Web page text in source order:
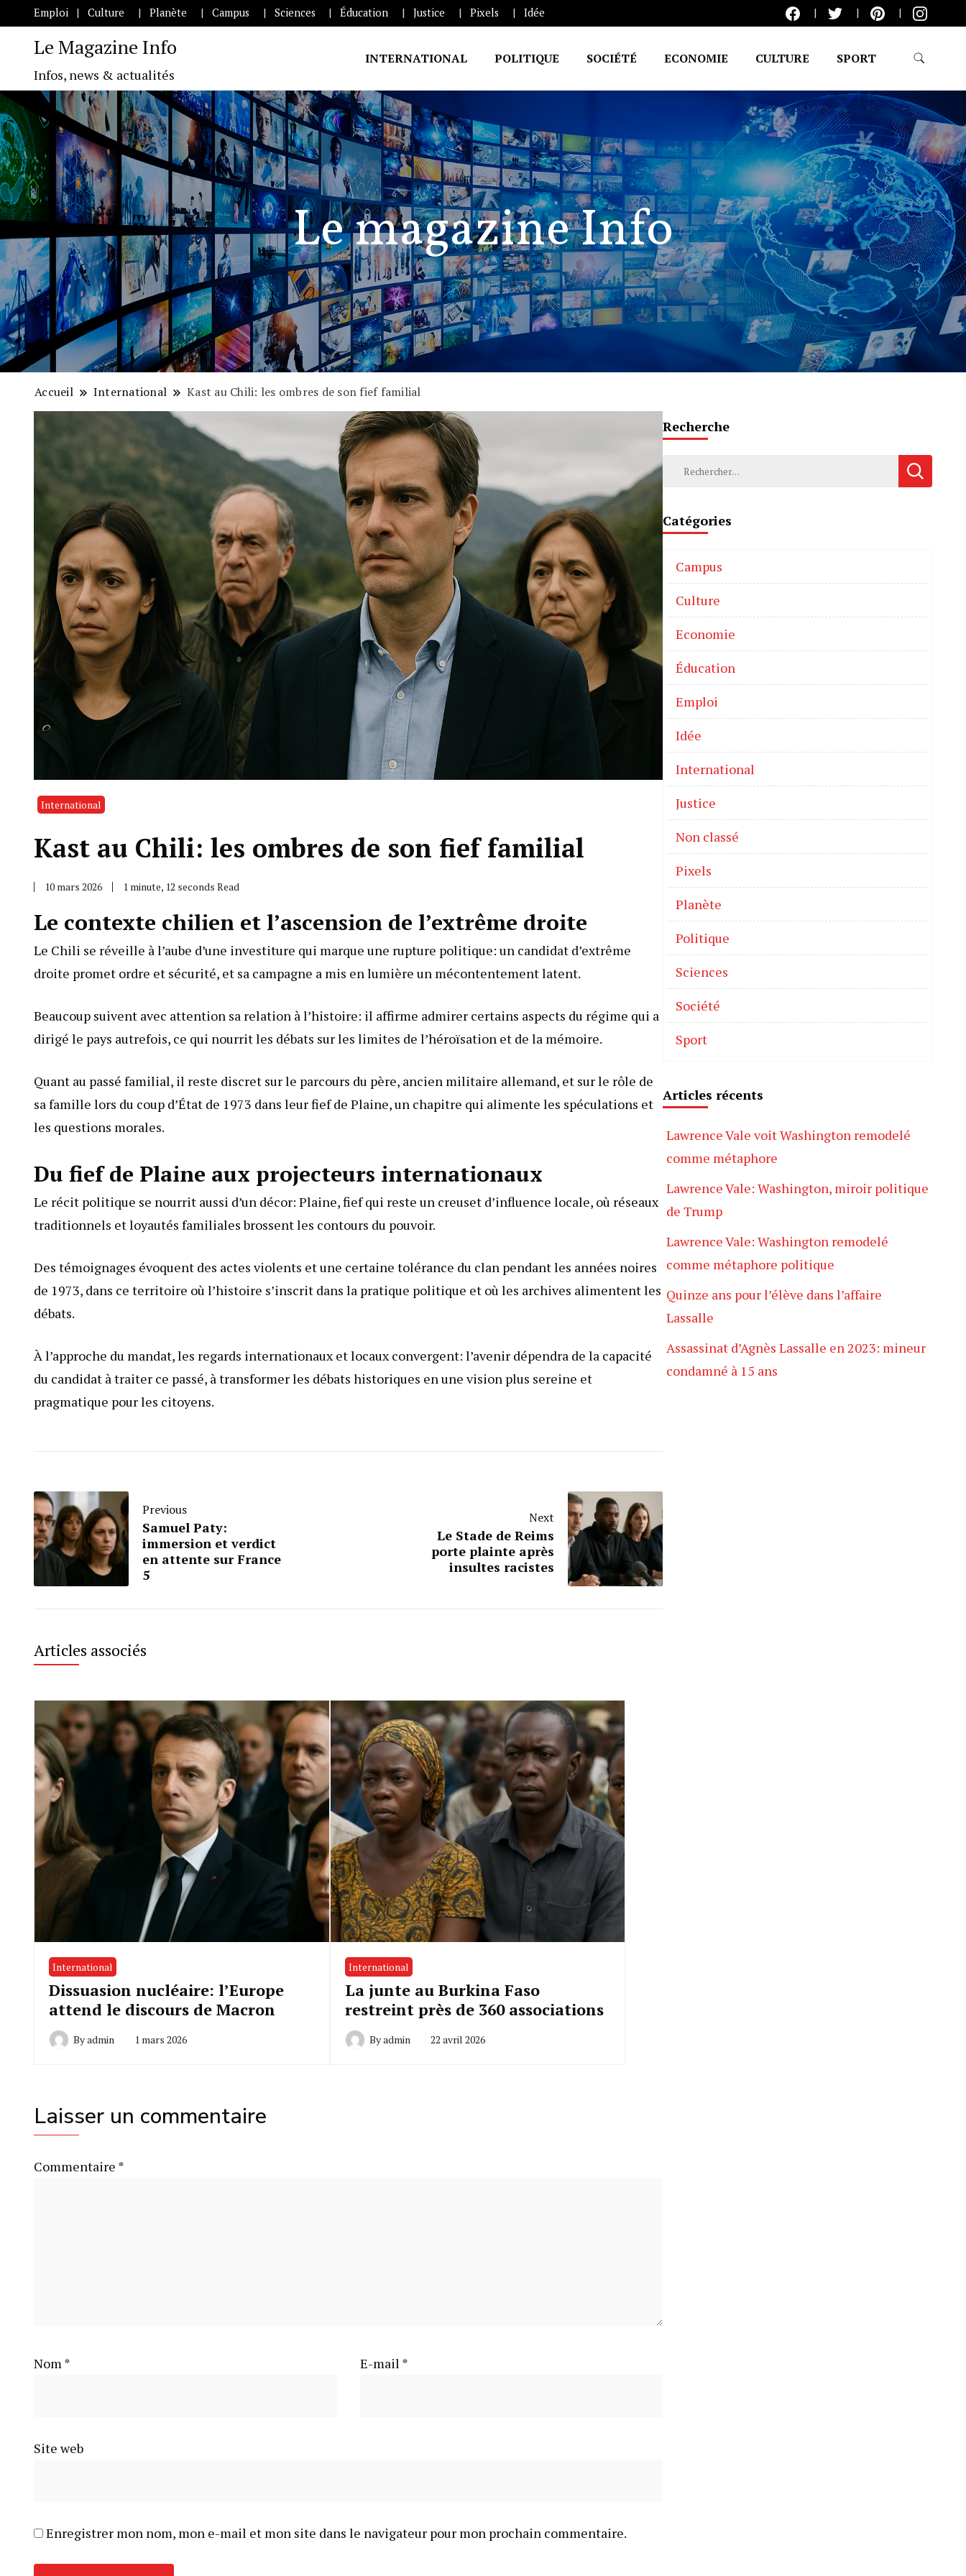
Emploi Culture Planète Campus Sciences Éducation Justice Pixels Idée
Le Magazine Info
Infos, news & actualités
INTERNATIONAL POLITIQUE SOCIÉTÉ ECONOMIE CULTURE SPORT
Le magazine Info
Accueil International Kast au Chili: les ombres de son fief familial
International
Kast au Chili: les ombres de son fief familial
10 mars 2026 1 minute, 12 seconds Read
Le contexte chilien et l’ascension de l’extrême droite
Le Chili se réveille à l’aube d’une investiture qui marque une rupture politique: un candidat d’extrême
droite promet ordre et sécurité, et sa campagne a mis en lumière un mécontentement latent.
Beaucoup suivent avec attention sa relation à l’histoire: il affirme admirer certains aspects du régime qui a
dirigé le pays autrefois, ce qui nourrit les débats sur les limites de l’héroïsation et de la mémoire.
Quant au passé familial, il reste discret sur le parcours du père, ancien militaire allemand, et sur le rôle de
sa famille lors du coup d’État de 1973 dans leur fief de Plaine, un chapitre qui alimente les spéculations et
les questions morales.
Du fief de Plaine aux projecteurs internationaux
Le récit politique se nourrit aussi d’un décor: Plaine, fief qui reste un creuset d’influence locale, où réseaux
traditionnels et loyautés familiales brossent les contours du pouvoir.
Des témoignages évoquent des actes violents et une certaine tolérance du clan pendant les années noires
de 1973, dans ce territoire où l’histoire s’inscrit dans la pratique politique et où les archives alimentent les
débats.
À l’approche du mandat, les regards internationaux et locaux convergent: l’avenir dépendra de la capacité
du candidat à traiter ce passé, à transformer les débats historiques en une vision plus sereine et
pragmatique pour les citoyens.
Previous
Samuel Paty:
immersion et verdict
en attente sur France
5
Next
Le Stade de Reims
porte plainte après
insultes racistes
Articles associés
International
Dissuasion nucléaire: l’Europe
attend le discours de Macron
Byadmin 1 mars 2026
International
La junte au Burkina Faso
restreint près de 360 associations
Byadmin 22 avril 2026
Laisser un commentaire
Commentaire *
Nom* E-mail *
Site web
Enregistrer mon nom, mon e-mail et mon site dans le navigateur pour mon prochain commentaire.
Recherche
Catégories
Campus
Culture
Economie
Éducation
Emploi
Idée
International
Justice
Non classé
Pixels
Planète
Politique
Sciences
Société
Sport
Articles récents
Lawrence Vale voit Washington remodelé
comme métaphore
Lawrence Vale: Washington, miroir politique
de Trump
Lawrence Vale: Washington remodelé
comme métaphore politique
Quinze ans pour l’élève dans l’affaire
Lassalle
Assassinat d’Agnès Lassalle en 2023: mineur
condamné à 15 ans